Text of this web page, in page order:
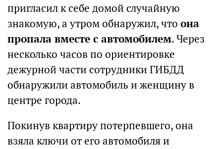
пригласил к себе домой случайную
знакомую, а утром обнаружил, что она
пропала вместе с автомобилем. Через
несколько часов по ориентировке
дежурной части сотрудники ГИБДД
обнаружили автомобиль и женщину в
центре города.
Покинув квартиру потерпевшего, она
взяла ключи от его автомобиля и